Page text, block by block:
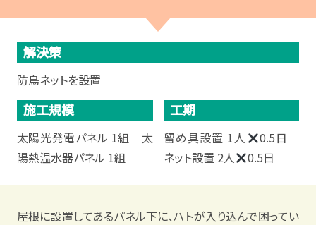
解決策
防鳥ネットを設置
施工規模
太陽光発電パネル 1組 太
陽熱温水器パネル 1組
工期
留め具設置 1人
0.5日
ネット設置 2人
0.5日
屋根に設置してあるパネル下に、ハトが入り込んで困ってい